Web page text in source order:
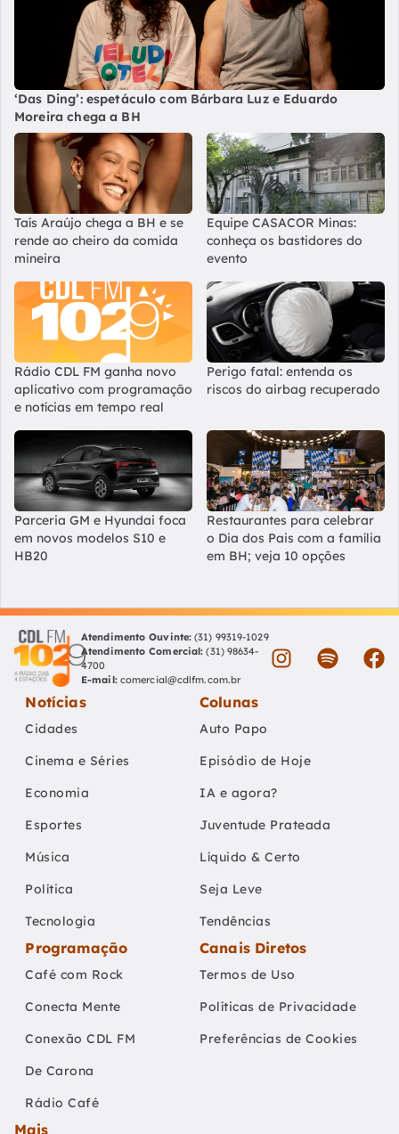
‘Das Ding’: espetáculo com Bárbara Luz e Eduardo
Moreira chega a BH
Taís Araújo chega a BH e se
rende ao cheiro da comida
mineira
Equipe CASACOR Minas:
conheça os bastidores do
evento
Rádio CDL FM ganha novo
aplicativo com programação
e notícias em tempo real
Perigo fatal: entenda os
riscos do airbag recuperado
Parceria GM e Hyundai foca
em novos modelos S10 e
HB20
Restaurantes para celebrar
o Dia dos Pais com a família
em BH; veja 10 opções
Atendimento Ouvinte: (31) 99319-1029
Atendimento Comercial: (31) 98634-
4700
E-mail: comercial@cdlfm.com.br
Notícias
Cidades
Cinema e Séries
Economia
Esportes
Música
Política
Tecnologia
Colunas
Auto Papo
Episódio de Hoje
IA e agora?
Juventude Prateada
Líquido & Certo
Seja Leve
Tendências
Programação
Café com Rock
Conecta Mente
Conexão CDL FM
De Carona
Rádio Café
Canais Diretos
Termos de Uso
Políticas de Privacidade
Preferências de Cookies
Mais